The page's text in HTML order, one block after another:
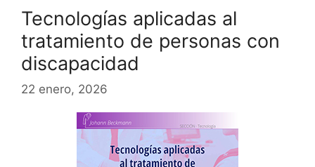
Tecnologías aplicadas al
tratamiento de personas con
discapacidad
22 enero, 2026